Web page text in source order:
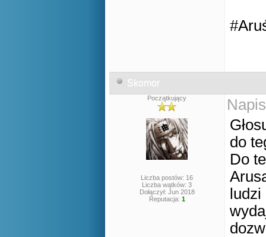
Skomor
Początkujący
Liczba postów: 16
Liczba wątków: 3
Dołączył: Jun 2018
Reputacja: 1
do
Do
ludzi